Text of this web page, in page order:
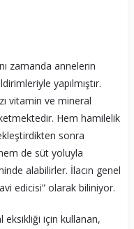
zamanda annelerin
yapılmıştır.
vitamin ve mineral
Hem hamilelik
sonra
de süt yoluyla
alabilirler. İlacın genel
edicisi” olarak biliniyor.
eksikliği için kullanan,